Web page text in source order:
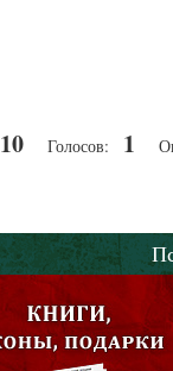
10 Голосов: 1